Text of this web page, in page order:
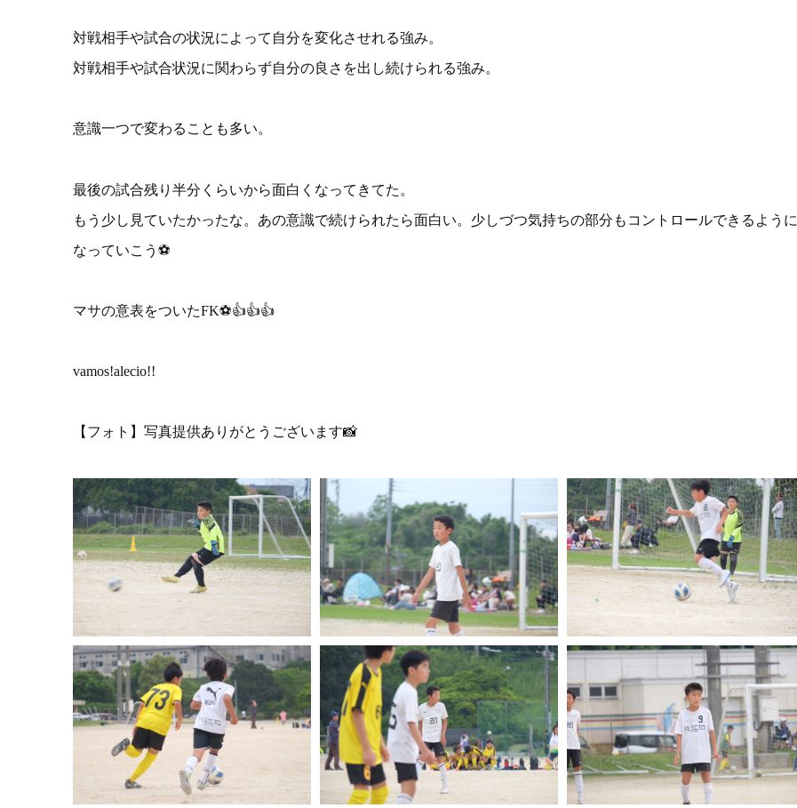
対戦相手や試合の状況によって自分を変化させれる強み。
対戦相手や試合状況に関わらず自分の良さを出し続けられる強み。
意識一つで変わることも多い。
最後の試合残り半分くらいから面白くなってきてた。
もう少し見ていたかったな。あの意識で続けられたら面白い。少しづつ気持ちの部分もコントロールできるように
なっていこう⚽️
マサの意表をついたFK⚽️👍👍👍
vamos!alecio!!
【フォト】写真提供ありがとうございます📸